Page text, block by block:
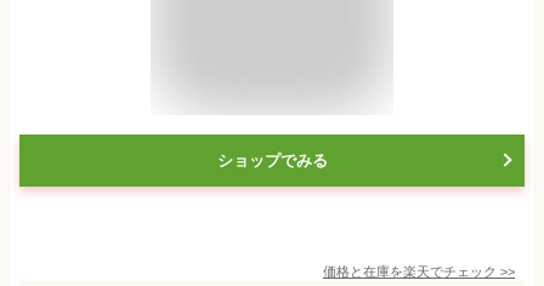
ショップでみる
価格と在庫を楽天でチェック >>